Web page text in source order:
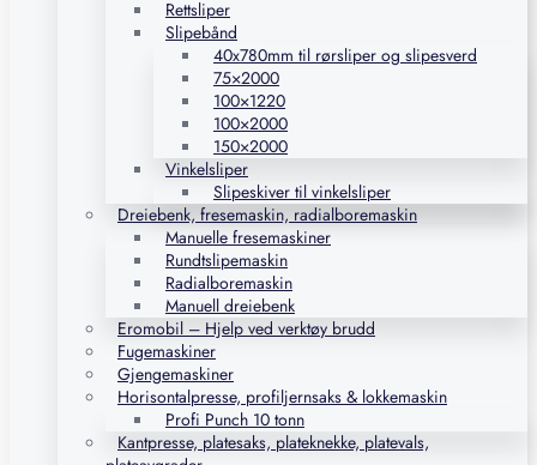
Rettsliper
Slipebånd
40x780mm til rørsliper og slipesverd
75×2000
100×1220
100×2000
150×2000
Vinkelsliper
Slipeskiver til vinkelsliper
Dreiebenk, fresemaskin, radialboremaskin
Manuelle fresemaskiner
Rundtslipemaskin
Radialboremaskin
Manuell dreiebenk
Eromobil – Hjelp ved verktøy brudd
Fugemaskiner
Gjengemaskiner
Horisontalpresse, profiljernsaks & lokkemaskin
Profi Punch 10 tonn
Kantpresse, platesaks, plateknekke, platevals,